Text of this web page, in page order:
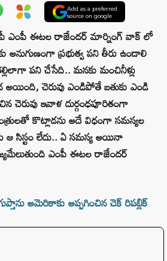
Add as a preferred
source on google
ఎంపీ ఈటల రాజేందర్ మార్నింగ్ వాక్ లో
ప్రభుత్వ పని తీరు ఉండాలి
పని చేసేది.. మనకు మంచినీళ్లు
అయింది, చెరువు ఎండిపోతే బతుకు ఎండి
చెరువు ఇవాళ దుర్గంధపూరితంగా
కొట్లాడను అదే విధంగా సమస్యల
ఆ సిస్టం లేదు.. ఏ సమస్య అయినా
ఎంపీ ఈటల రాజేందర్
అమెరికాకు అప్పగించిన చెక్ రిపబ్లిక్